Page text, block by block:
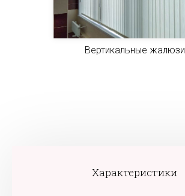
Вертикальные жалюзи
Характеристики